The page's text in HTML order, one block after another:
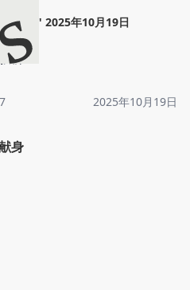
献身 " 2025年10月19日
投稿
2025年10月19日
身